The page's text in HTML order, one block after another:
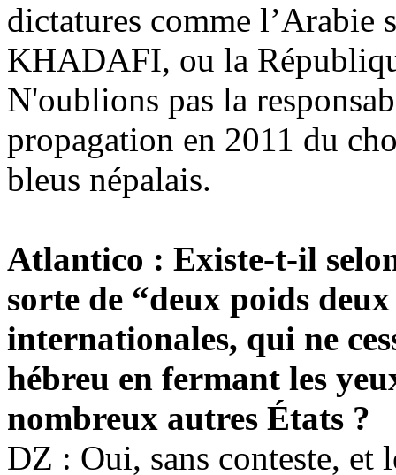
dictatures comme
KHADAFI, ou la
N'oublions pas la
propagation en 2011 du
bleus népalais.
Atlantico : Existe-t-il
sorte de “deux poids
internationales, qui ne
hébreu en fermant les
nombreux autres États ?
DZ : Oui, sans conteste, et